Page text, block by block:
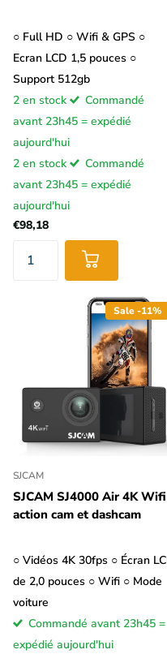
○ Full HD ○ Wifi & GPS ○
Ecran LCD 1,5 pouces ○
Support 512gb
2 en stock
Commandé
avant 23h45 = expédié
aujourd'hui
2 en stock
Commandé
avant 23h45 = expédié
aujourd'hui
€98,18
Sale -11%
SJCAM
SJCAM SJ4000 Air 4K Wifi
action cam et dashcam
○ Vidéos 4K 30fps ○ Écran
de 2,0 pouces ○ Wifi ○ Mode
voiture
Commandé avant 23h45 =
expédié aujourd'hui